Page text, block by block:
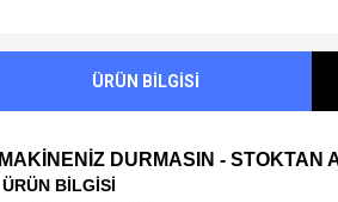
ÜRÜN BİLGİSİ
MAKİNENİZ DURMASIN - STOKTAN
ÜRÜN BİLGİSİ